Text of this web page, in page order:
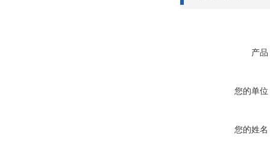
产品
您的单位
您的姓名